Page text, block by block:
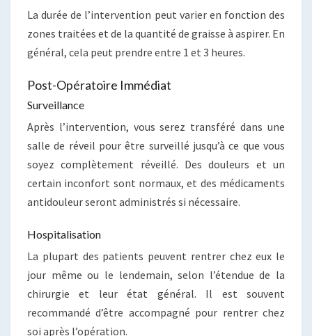
La durée de l’intervention peut varier en fonction des
zones traitées et de la quantité de graisse à aspirer. En
général, cela peut prendre entre 1 et 3 heures.
Post-Opératoire Immédiat
Surveillance
Après l’intervention, vous serez transféré dans une
salle de réveil pour être surveillé jusqu’à ce que vous
soyez complètement réveillé. Des douleurs et un
certain inconfort sont normaux, et des médicaments
antidouleur seront administrés si nécessaire.
Hospitalisation
La plupart des patients peuvent rentrer chez eux le
jour même ou le lendemain, selon l’étendue de la
chirurgie et leur état général. Il est souvent
recommandé d’être accompagné pour rentrer chez
soi après l’opération.